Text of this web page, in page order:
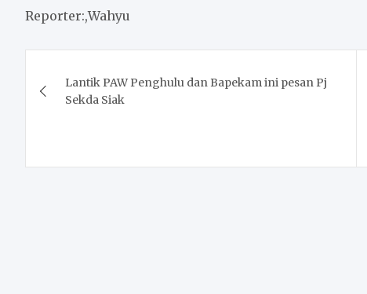
Reporter:,Wahyu
navigation
Lantik PAW Penghulu dan Bapekam ini pesan Pj
Sekda Siak